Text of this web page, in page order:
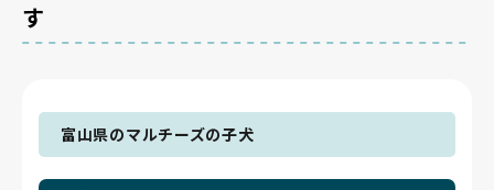
す
富山県のマルチーズの子犬